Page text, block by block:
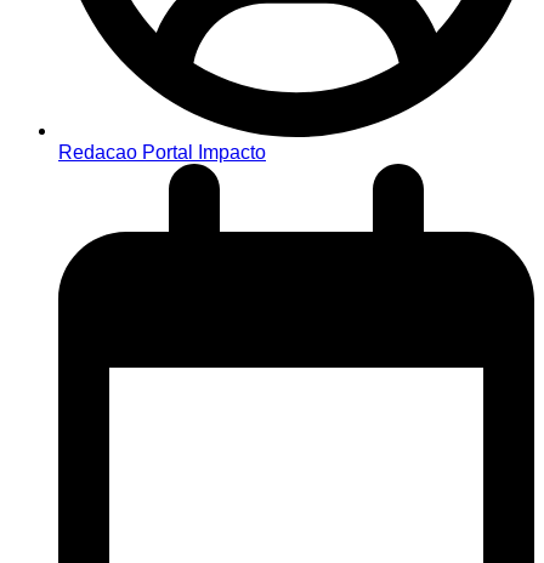
Redacao Portal Impacto